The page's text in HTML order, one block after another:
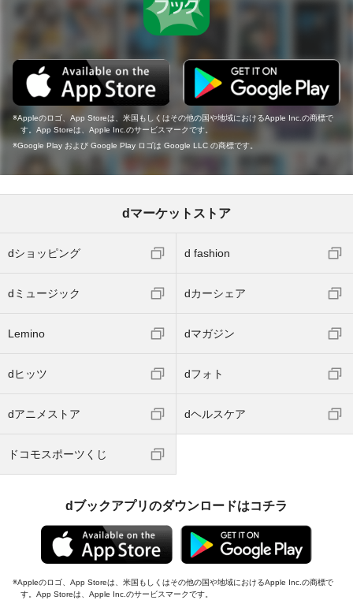
Appleのロゴ、App Storeは、米国もしくはその他の国や地域におけるApple Inc.の商標で
す。App Storeは、Apple Inc.のサービスマークです。
Google Play および Google Play ロゴは Google LLC の商標です。
dマーケットストア
dショッピング d fashion
dミュージック dカーシェア
Lemino dマガジン
dヒッツ dフォト
dアニメストア dヘルスケア
ドコモスポーツくじ
dブックアプリのダウンロードはコチラ
Appleのロゴ、App Storeは、米国もしくはその他の国や地域におけるApple Inc.の商標で
す。App Storeは、Apple Inc.のサービスマークです。